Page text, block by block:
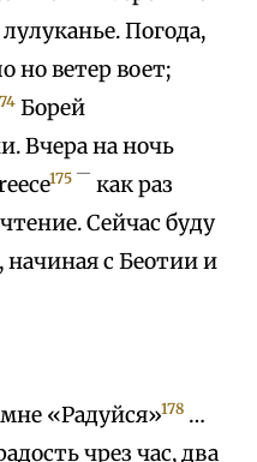
Погода,
но ветер воет;
Борей
Вчера на ночь
175 — как раз
Сейчас буду
, начиная с Беотии и
«Радуйся»178 …
чрез час, два